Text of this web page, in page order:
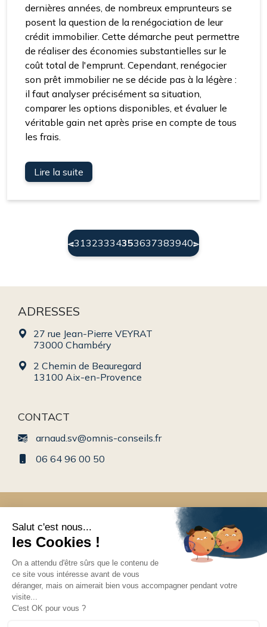
dernières années, de nombreux emprunteurs se
posent la question de la renégociation de leur
crédit immobilier. Cette démarche peut permettre
de réaliser des économies substantielles sur le
coût total de l'emprunt. Cependant, renégocier
son prêt immobilier ne se décide pas à la légère :
il faut analyser précisément sa situation,
comparer les options disponibles, et évaluer le
véritable gain net après prise en compte de tous
les frais.
Lire la suite
3132333435(current)
3637383940
ADRESSES
27 rue Jean-Pierre VEYRAT
73000 Chambéry
2 Chemin de Beauregard
13100 Aix-en-Provence
CONTACT
arnaud.sv@omnis-conseils.fr
06 64 96 00 50
Conseil en gestion de patrimoine en Rhône-Alpes
© 2025 Tous droits réservés. Créé par